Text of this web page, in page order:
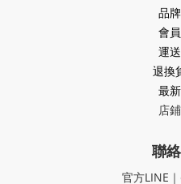
品
會
運
退換
最
店
聯
官方LINE